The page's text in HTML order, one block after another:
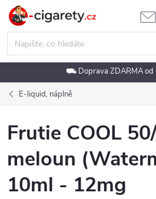
Přejít
obsah
⛟ Doprava ZDARMA od
E-liquid, náplně
Frutie COOL
meloun
10ml - 12mg